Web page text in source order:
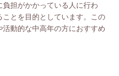
担がかかっている人に行わ
とを目的としています。この
動的な中高年の方におすすめ